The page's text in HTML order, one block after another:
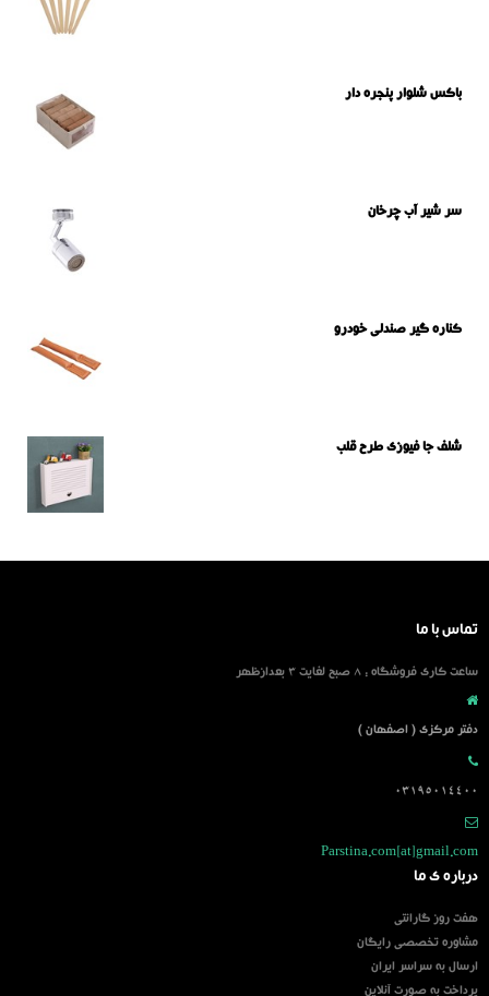
باکس شلوار پنجره دار
سر شیر آب چرخان
کناره گیر صندلی خودرو
شلف جا فیوزی طرح قلب
تماس با ما
ساعت کاری فروشگاه : 8 صبح لغایت 3 بعدازظهر
دفتر مرکزی ( اصفهان )
03195014400
Parstina.com[at]gmail.com
درباره ی ما
هفت روز گارانتی
مشاوره تخصصی رایگان
ارسال به سراسر ایران
پرداخت به صورت آنلاین